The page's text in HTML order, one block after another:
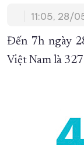
CHUNG TAY CẢI
TÀU - XE - MÁY BAY
ĐẠI HỘI ĐẢNG CÁC
11:05, 28/
Đến 7h ngày
Việt Nam là